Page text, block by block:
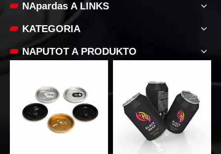
NApardas A LINKS
KATEGORIA
NAPUTOT A PRODUKTO